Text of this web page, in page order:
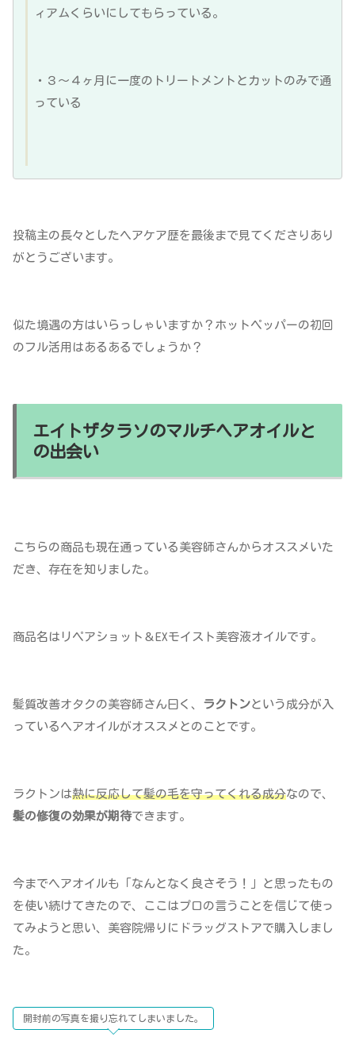
ィアムくらいにしてもらっている。
・３〜４ヶ月に一度のトリートメントとカットのみで通
っている
投稿主の長々としたヘアケア歴を最後まで見てくださりあり
がとうございます。
似た境遇の方はいらっしゃいますか？ホットペッパーの初回
のフル活用はあるあるでしょうか？
エイトザタラソのマルチヘアオイルと
の出会い
こちらの商品も現在通っている美容師さんからオススメいた
だき、存在を知りました。
商品名はリペアショット＆EXモイスト美容液オイルです。
髪質改善オタクの美容師さん曰く、 ラクトンという成分が入
っているヘアオイルがオススメとのことです。
ラクトンは熱に反応して髪の毛を守ってくれる成分なので、
髪の修復の効果が期待できます。
今までヘアオイルも「なんとなく良さそう！」と思ったもの
を使い続けてきたので、ここはプロの言うことを信じて使っ
てみようと思い、美容院帰りにドラッグストアで購入しまし
た。
開封前の写真を撮り忘れてしまいました。